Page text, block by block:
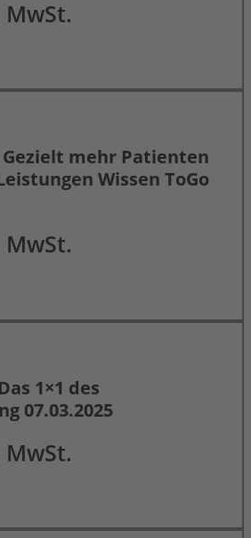
MwSt.
mehr Patienten
Wissen ToGo
MwSt.
1×1 des
07.03.2025
MwSt.